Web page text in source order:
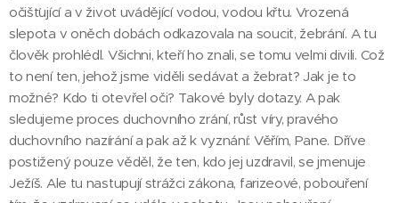
očišťující a v život uvádějící vodou, vodou křtu. Vrozená
slepota v oněch dobách odkazovala na soucit, žebrání. A tu
člověk prohlédl. Všichni, kteří ho znali, se tomu velmi divili. Což
to není ten, jehož jsme viděli sedávat a žebrat? Jak je to
možné? Kdo ti otevřel oči? Takové byly dotazy. A pak
sledujeme proces duchovního zrání, růst víry, pravého
duchovního nazírání a pak až k vyznání: Věřím, Pane. Dříve
postižený pouze věděl, že ten, kdo jej uzdravil, se jmenuje
Ježíš. Ale tu nastupují strážci zákona, farizeové, pobouření